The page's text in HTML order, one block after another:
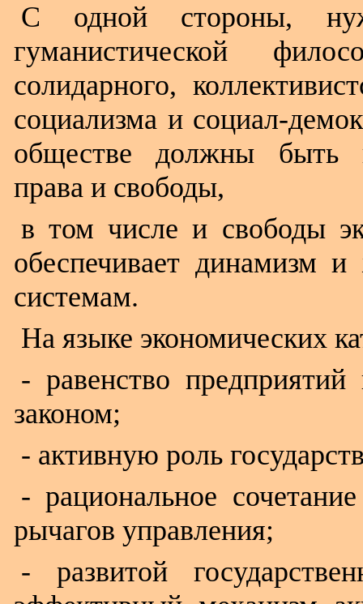
С одной стороны,
гуманистической
солидарного,
социализма и социал-
обществе должны быть
права и свободы,
в том числе и свободы
обеспечивает динамизм и
системам.
На языке экономических
- равенство
законом;
- активную роль
- рациональное
рычагов управления;
- развитой